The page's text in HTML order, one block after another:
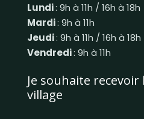
Lundi: 9h à 11h / 16h à 18h
Mardi: 9h à 11h
Jeudi: 9h à 11h / 16h à 18h
Vendredi: 9h à 11h
Je souhaite
village